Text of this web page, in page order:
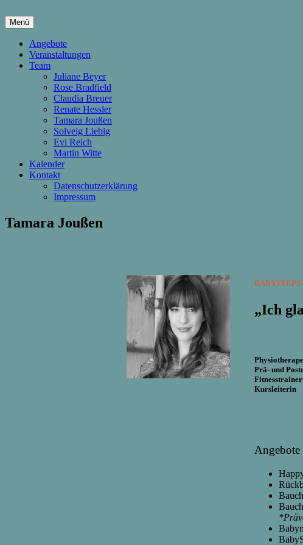
zum
InhaltDie Wachstumsfuge
Menü
Angebote
Veranstaltungen
Team
Juliane Beyer
Rose Bradfield
Claudia Breuer
Renate Hessler
Tamara Joußen
Solveig Liebig
Evi Reich
Martin Witte
Kalender
Kontakt
Datenschutzerklärung
Impressum
Tamara Joußen
BABYSTEPS
„Ich
Prä- und
Kursleiterin
Angebote